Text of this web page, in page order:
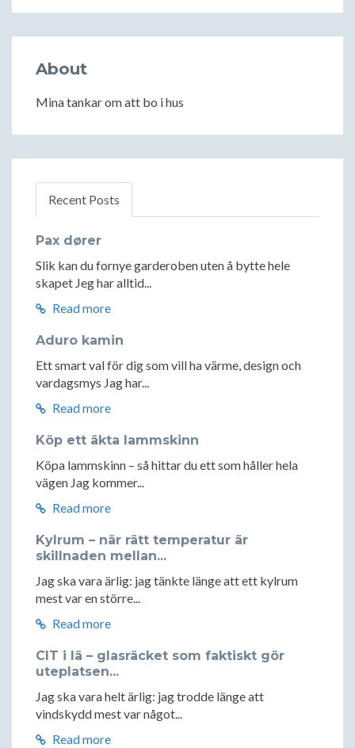
About
Mina tankar om att bo i hus
Recent Posts
Pax dører
Slik kan du fornye garderoben uten å bytte hele
skapet Jeg har alltid...
Read more
Aduro kamin
Ett smart val för dig som vill ha värme, design och
vardagsmys Jag har...
Read more
Köp ett äkta lammskinn
Köpa lammskinn – så hittar du ett som håller hela
vägen Jag kommer...
Read more
Kylrum – när rätt temperatur är
skillnaden mellan...
Jag ska vara ärlig: jag tänkte länge att ett kylrum
mest var en större...
Read more
CIT i lä – glasräcket som faktiskt gör
uteplatsen...
Jag ska vara helt ärlig: jag trodde länge att
vindskydd mest var något...
Read more